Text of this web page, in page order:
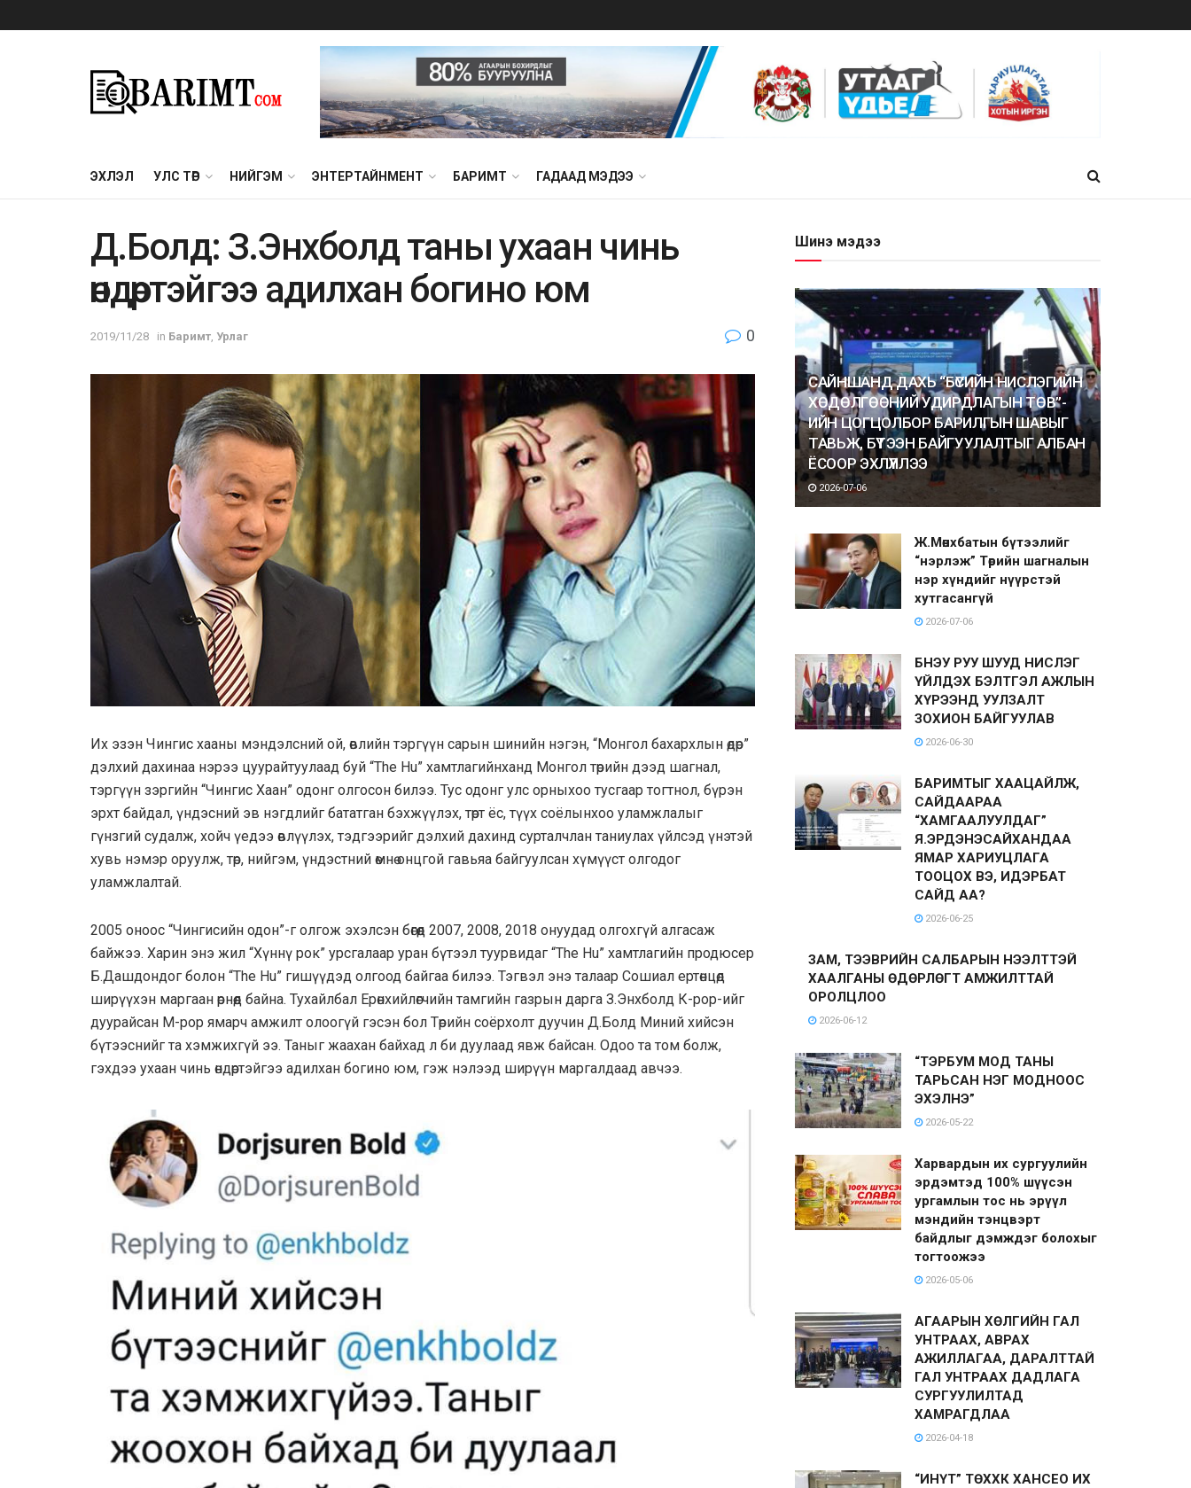
ЭХЛЭЛ УЛС ТӨР НИЙГЭМ ЭНТЕРТАЙНМЕНТ БАРИМТ ГАДААД МЭДЭЭ
Д.Болд: З.Энхболд таны ухаан чинь
өндөртэйгээ адилхан богино юм
2019/11/28 in Баримт Урлаг 0
Их эзэн Чингис хааны мэндэлсний ой, өвлийн тэргүүн сарын шинийн нэгэн, “Монгол бахархлын өдөр”
дэлхий дахинаа нэрээ цуурайтуулаад буй “The Hu” хамтлагийнханд Монгол төрийн дээд шагнал,
тэргүүн зэргийн “Чингис Хаан” одонг олгосон билээ. Тус одонг улс орныхоо тусгаар тогтнол, бүрэн
эрхт байдал, үндэсний эв нэгдлийг бататган бэхжүүлэх, төрт ёс, түүх соёлынхоо уламжлалыг
гүнзгий судалж, хойч үедээ өвлүүлэх, тэдгээрийг дэлхий дахинд сурталчлан таниулах үйлсэд үнэтэй
хувь нэмэр оруулж, төр, нийгэм, үндэстний өмнө онцгой гавьяа байгуулсан хүмүүст олгодог
уламжлалтай.
2005 оноос “Чингисийн одон”-г олгож эхэлсэн бөгөөд 2007, 2008, 2018 онуудад олгохгүй алгасаж
байжээ. Харин энэ жил “Хүннү рок” урсгалаар уран бүтээл туурвидаг “The Hu” хамтлагийн продюсер
Б.Дашдондог болон “The Hu” гишүүдэд олгоод байгаа билээ. Тэгвэл энэ талаар Сошиал ертөнцөд
ширүүхэн маргаан өрнөөд байна. Тухайлбал Ерөнхийлөгчийн тамгийн газрын дарга З.Энхболд К-pop-ийг
дуурайсан M-pop ямарч амжилт олоогүй гэсэн бол Төрийн соёрхолт дуучин Д.Болд Миний хийсэн
бүтээснийг та хэмжихгүй ээ. Таныг жаахан байхад л би дуулаад явж байсан. Одоо та том болж,
гэхдээ ухаан чинь өндөртэйгээ адилхан богино юм, гэж нэлээд ширүүн маргалдаад авчээ.
Шинэ мэдээ
САЙНШАНД ДАХЬ “БҮСИЙН НИСЛЭГИЙН
ХӨДӨЛГӨӨНИЙ УДИРДЛАГЫН ТӨВ”-
ИЙН ЦОГЦОЛБОР БАРИЛГЫН ШАВЫГ
ТАВЬЖ, БҮТЭЭН БАЙГУУЛАЛТЫГ АЛБАН
ЁСООР ЭХЛҮҮЛЛЭЭ
2026-07-06
Ж.Мөнхбатын бүтээлийг
“нэрлэж” Төрийн шагналын
нэр хүндийг нүүрстэй
хутгасангүй
2026-07-06
БНЭУ РУУ ШУУД НИСЛЭГ
ҮЙЛДЭХ БЭЛТГЭЛ АЖЛЫН
ХҮРЭЭНД УУЛЗАЛТ
ЗОХИОН БАЙГУУЛАВ
2026-06-30
БАРИМТЫГ ХААЦАЙЛЖ,
САЙДААРАА
“ХАМГААЛУУЛДАГ”
Я.ЭРДЭНЭСАЙХАНДАА
ЯМАР ХАРИУЦЛАГА
ТООЦОХ ВЭ, ИДЭРБАТ
САЙД АА?
2026-06-25
ЗАМ, ТЭЭВРИЙН САЛБАРЫН НЭЭЛТТЭЙ
ХААЛГАНЫ ӨДӨРЛӨГТ АМЖИЛТТАЙ
ОРОЛЦЛОО
2026-06-12
“ТЭРБУМ МОД ТАНЫ
ТАРЬСАН НЭГ МОДНООС
ЭХЭЛНЭ”
2026-05-22
Харвардын их сургуулийн
эрдэмтэд 100% шүүсэн
ургамлын тос нь эрүүл
мэндийн тэнцвэрт
байдлыг дэмждэг болохыг
тогтоожээ
2026-05-06
АГААРЫН ХӨЛГИЙН ГАЛ
УНТРААХ, АВРАХ
АЖИЛЛАГАА, ДАРАЛТТАЙ
ГАЛ УНТРААХ ДАДЛАГА
СУРГУУЛИЛТАД
ХАМРАГДЛАА
2026-04-18
“ИНҮТ” ТӨХХК ХАНСЕО ИХ